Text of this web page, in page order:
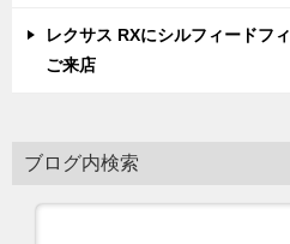
レクサス RXにシルフィードフ
ご来店
ブログ内検索